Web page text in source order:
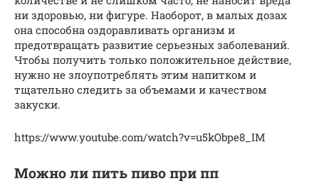
ни здоровью, ни фигуре. Наоборот, в малых дозах
она способна оздоравливать организм и
предотвращать развитие серьезных заболеваний.
Чтобы получить только положительное действие,
нужно не злоупотреблять этим напитком и
тщательно следить за объемами и качеством
закуски.
https://www.youtube.com/watch?v=u5kObpe8_IM
Можно ли пить пиво при пп